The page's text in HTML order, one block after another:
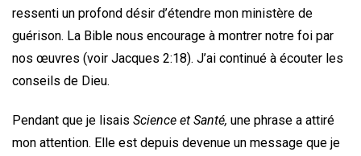
ressenti un profond désir d’étendre mon ministère de
guérison. La Bible nous encourage à montrer notre foi par
nos œuvres (voir Jacques 2:18). J’ai continué à écouter les
conseils de Dieu.
Pendant que je lisais Science et Santé, une phrase a attiré
mon attention. Elle est depuis devenue un message que je